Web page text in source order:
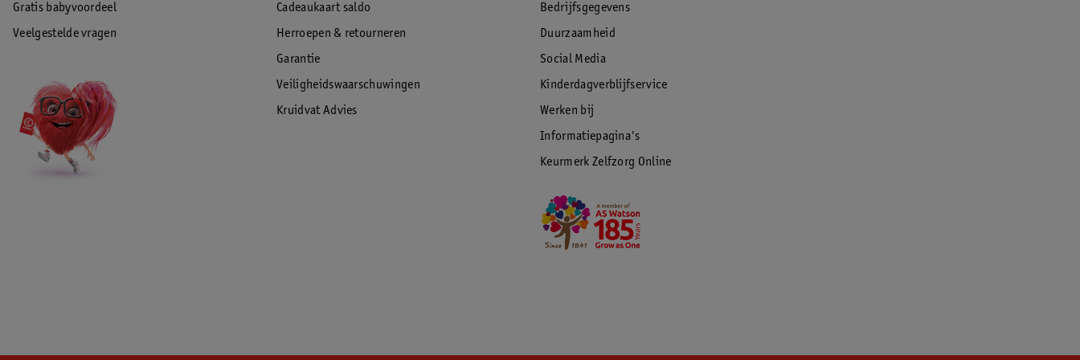
Gratis babyvoordeel
Veelgestelde vragen
Cadeaukaart saldo
Herroepen & retourneren
Garantie
Veiligheidswaarschuwingen
Kruidvat Advies
Bedrijfsgegevens
Duurzaamheid
Social Media
Kinderdagverblijfservice
Werken bij
Informatiepagina's
Keurmerk Zelfzorg Online